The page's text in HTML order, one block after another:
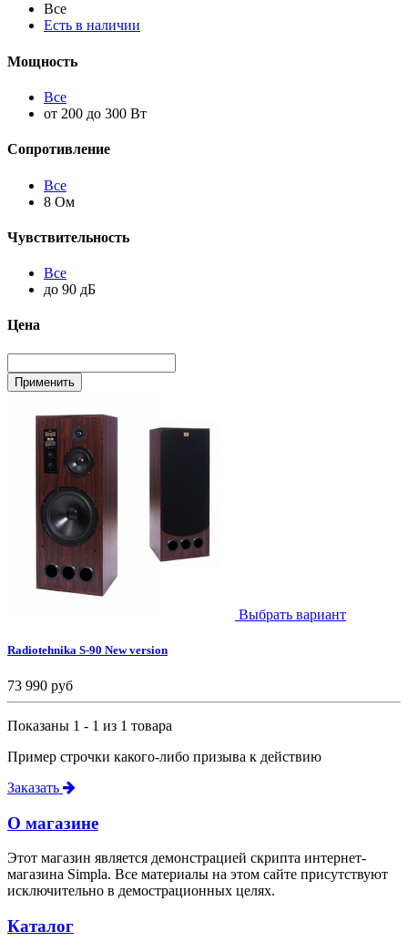
Все
Есть в наличии
Мощность
Все
от 200 до 300 Вт
Сопротивление
Все
8 Ом
Чувствительность
Все
до 90 дБ
Цена
Выбрать вариант
Radiotehnika S-90 New version
73 990 руб
Показаны 1 - 1 из 1 товара
Пример строчки какого-либо призыва к действию
Заказать
О магазине
Этот магазин является демонстрацией скрипта интернет-
магазина Simpla. Все материалы на этом сайте присутствуют
исключительно в демострационных целях.
Каталог